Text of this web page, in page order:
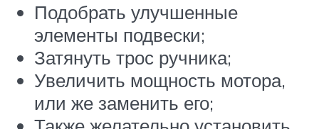
Подобрать улучшенные
элементы подвески;
Затянуть трос ручника;
Увеличить мощность мотора,
или же заменить его;